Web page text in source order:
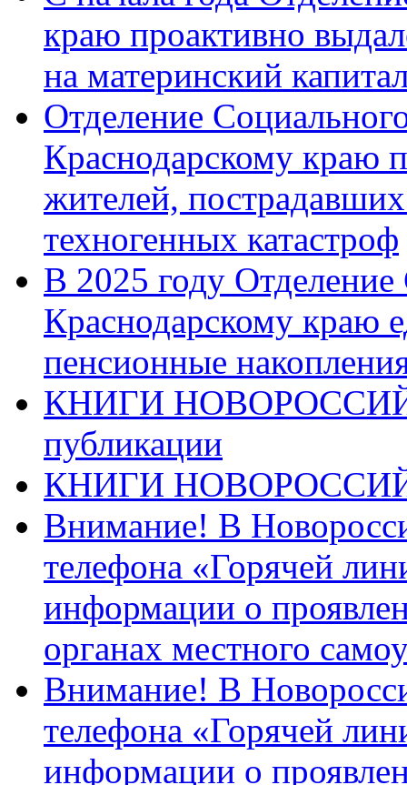
краю проактивно
на материнский
Отделение
Краснодарскому краю
жителей,
техногенных катастроф
В 2025 году
Краснодарскому краю
пенсионные
КНИГИ
публикации
КНИГИ
Внимание! В
телефона «Горячей
информации о
органах местного
Внимание! В
телефона «Горячей
информации о